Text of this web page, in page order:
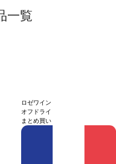
一覧
ロゼワイン
オフドライ
まとめ買い